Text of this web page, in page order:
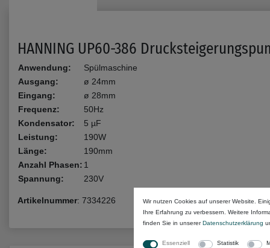
HANNING UP60-386
Anwendung:
Spülmaschine
Ausgang:
ø 24mm
Eingang:
ø 28mm
Frequenz:
50Hz
Kondensator:
5 µF
Leistung:
190W
Länge:
190mm
Anzahl Phasen: 1
Spannung:
230V
Artikelnummer: 7334226
Wir nutzen Cookies auf unserer Website.
Ihre Erfahrung zu verbessern. Weitere
finden Sie in unsererDaten­schutz­erklärung
Essenziell Statistik